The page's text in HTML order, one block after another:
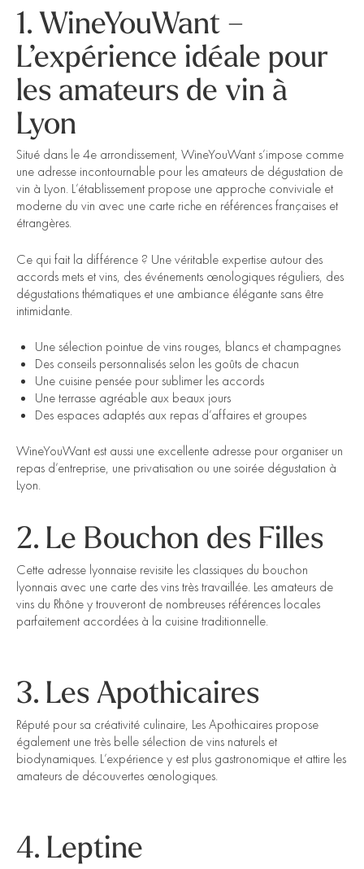
1. WineYouWant –
L’expérience idéale pour
les amateurs de vin à
Lyon
Situé dans le 4e arrondissement, WineYouWant s’impose comme
une adresse incontournable pour les amateurs de dégustation de
vin à Lyon. L’établissement propose une approche conviviale et
moderne du vin avec une carte riche en références françaises et
étrangères.
Ce qui fait la différence ? Une véritable expertise autour des
accords mets et vins, des événements œnologiques réguliers, des
dégustations thématiques et une ambiance élégante sans être
intimidante.
Une sélection pointue de vins rouges, blancs et champagnes
Des conseils personnalisés selon les goûts de chacun
Une cuisine pensée pour sublimer les accords
Une terrasse agréable aux beaux jours
Des espaces adaptés aux repas d’affaires et groupes
WineYouWant est aussi une excellente adresse pour organiser un
repas d’entreprise, une privatisation ou une soirée dégustation à
Lyon.
2. Le Bouchon des Filles
Cette adresse lyonnaise revisite les classiques du bouchon
lyonnais avec une carte des vins très travaillée. Les amateurs de
vins du Rhône y trouveront de nombreuses références locales
parfaitement accordées à la cuisine traditionnelle.
3. Les Apothicaires
Réputé pour sa créativité culinaire, Les Apothicaires propose
également une très belle sélection de vins naturels et
biodynamiques. L’expérience y est plus gastronomique et attire les
amateurs de découvertes œnologiques.
4. Leptine